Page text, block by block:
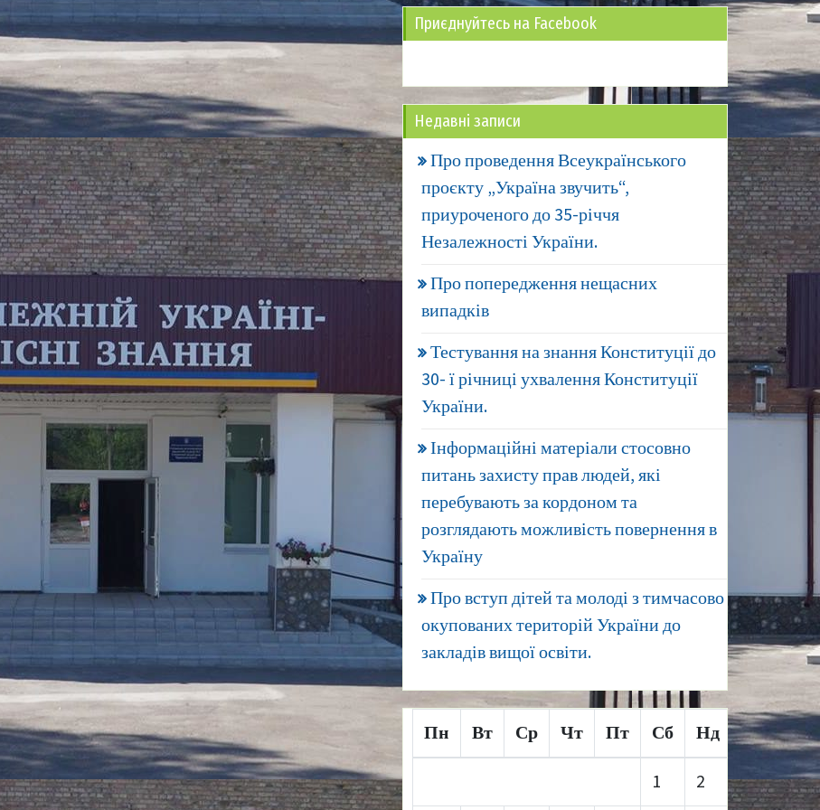
Приєднуйтесь на Facebook
Недавні записи
Про проведення Всеукраїнського
проєкту „Україна звучить“,
приуроченого до 35-річчя
Незалежності України.
Про попередження нещасних
випадків
Тестування на знання Конституції до
30- ї річниці ухвалення Конституції
України.
Інформаційні матеріали стосовно
питань захисту прав людей, які
перебувають за кордоном та
розглядають можливість повернення в
Україну
Про вступ дітей та молоді з тимчасово
окупованих територій України до
закладів вищої освіти.
Пн Вт Ср Чт Пт Сб Нд
1 2